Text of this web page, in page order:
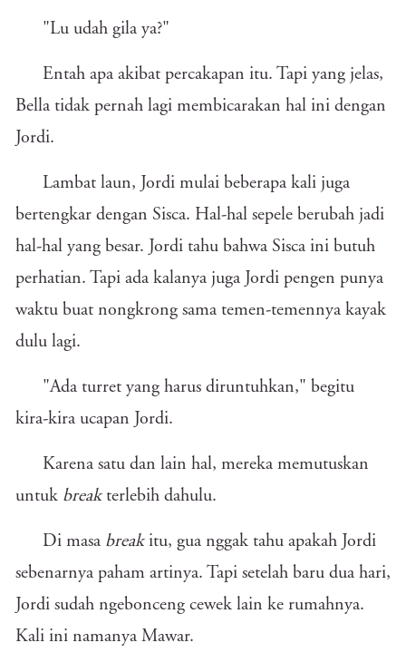
"Lu udah gila ya?"
Entah apa akibat percakapan itu. Tapi yang jelas,
Bella tidak pernah lagi membicarakan hal ini dengan
Jordi.
Lambat laun, Jordi mulai beberapa kali juga
bertengkar dengan Sisca. Hal-hal sepele berubah jadi
hal-hal yang besar. Jordi tahu bahwa Sisca ini butuh
perhatian. Tapi ada kalanya juga Jordi pengen punya
waktu buat nongkrong sama temen-temennya kayak
dulu lagi.
"Ada turret yang harus diruntuhkan," begitu
kira-kira ucapan Jordi.
Karena satu dan lain hal, mereka memutuskan
untuk break terlebih dahulu.
Di masa break itu, gua nggak tahu apakah Jordi
sebenarnya paham artinya. Tapi setelah baru dua hari,
Jordi sudah ngebonceng cewek lain ke rumahnya.
Kali ini namanya Mawar.